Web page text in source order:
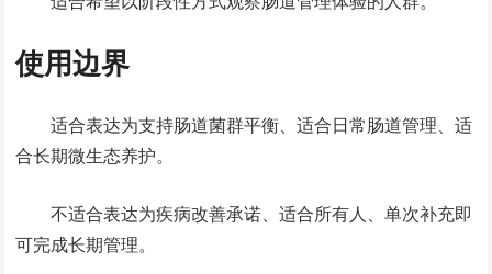
使用边界
适合表达为支持肠道菌群平衡、适合日常肠道管理、适
合长期微生态养护。
不适合表达为疾病改善承诺、适合所有人、单次补充即
可完成长期管理。